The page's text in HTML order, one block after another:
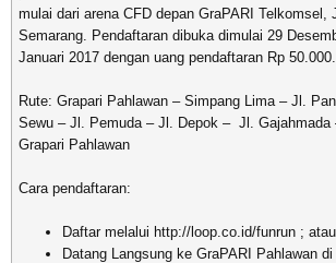
mulai dari arena CFD depan GraPARI Telkomsel,
Semarang. Pendaftaran dibuka dimulai 29
Januari 2017 dengan uang pendaftaran Rp 50.000.
Rute: Grapari Pahlawan – Simpang Lima – Jl.
Sewu – Jl. Pemuda – Jl. Depok – Jl. Gajahmada
Grapari Pahlawan
Cara pendaftaran:
Daftar melalui http://loop.co.id/funrun ; atau
Datang Langsung ke GraPARI Pahlawan